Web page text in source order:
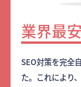
業界最
SEO対策を完全
た。これにより